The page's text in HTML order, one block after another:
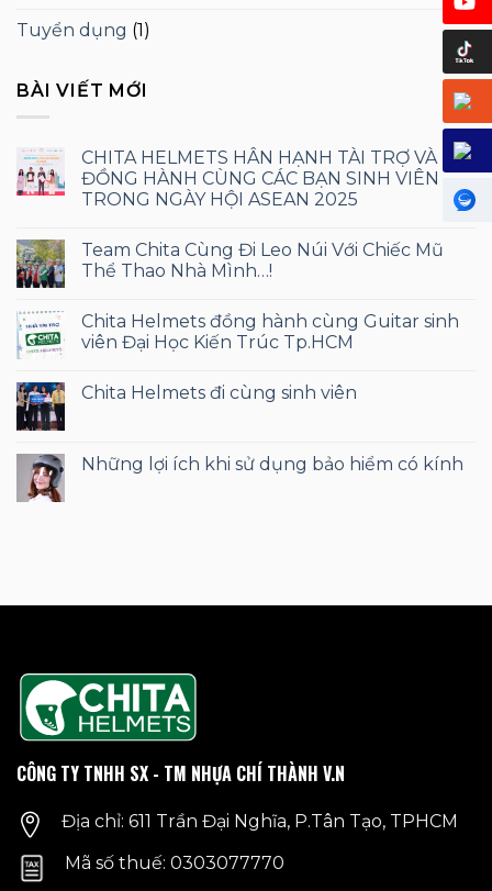
Tuyển dụng (1)
BÀI VIẾT MỚI
CHITA HELMETS HÂN HẠNH TÀI TRỢ VÀ
ĐỒNG HÀNH CÙNG CÁC BẠN SINH VIÊN
TRONG NGÀY HỘI ASEAN 2025
Team Chita Cùng Đi Leo Núi Với Chiếc Mũ
Thể Thao Nhà Mình…!
Chita Helmets đồng hành cùng Guitar sinh
viên Đại Học Kiến Trúc Tp.HCM
Chita Helmets đi cùng sinh viên
Những lợi ích khi sử dụng bảo hiểm có kính
CÔNG TY TNHH SX - TM NHỰA CHÍ THÀNH V.N
Địa chỉ: 611 Trần Đại Nghĩa, P.Tân Tạo, TPHCM
Mã số thuế: 0303077770